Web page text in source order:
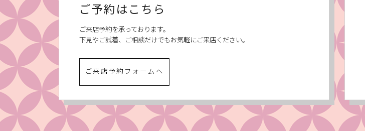
ご予約はこちら
ご来店予約を承っております。
下見やご試着、ご相談だけでもお気軽にご来店ください。
ご来店予約フォームへ